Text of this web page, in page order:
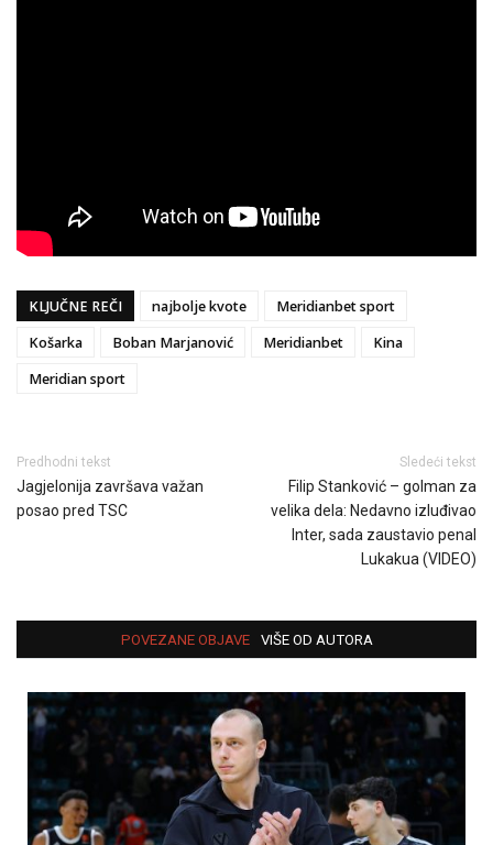
KLJUČNE REČI najbolje kvote
Meridianbet sport
Košarka
Boban Marjanović Meridianbet
Kina
Meridian sport
Predhodni tekst
Jagjelonija završava važan
posao pred TSC
Sledeći tekst
Filip Stanković – golman za
velika dela: Nedavno izluđivao
Inter, sada zaustavio penal
Lukakua (VIDEO)
POVEZANE OBJAVE VIŠE OD AUTORA